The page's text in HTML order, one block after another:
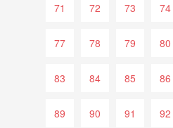
71 72 73 74
77 78 79 80
83 84 85 86
89 90 91 92